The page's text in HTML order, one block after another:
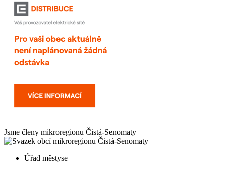
Jsme členy mikroregionu Čistá-Senomaty
Úřad městyse